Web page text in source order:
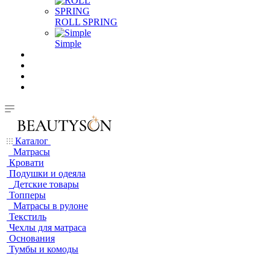
ROLL SPRING
Simple
Каталог
Матрасы
Кровати
Подушки и одеяла
Детские товары
Топперы
Матрасы в рулоне
Текстиль
Чехлы для матраса
Основания
Тумбы и комоды